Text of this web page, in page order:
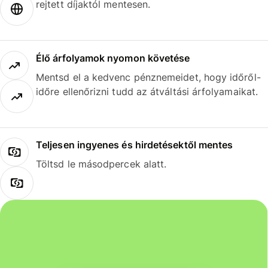
rejtett díjaktól mentesen.
Élő árfolyamok nyomon követése
Mentsd el a kedvenc pénznemeidet, hogy időről-
időre ellenőrizni tudd az átváltási árfolyamaikat.
Teljesen ingyenes és hirdetésektől mentes
Töltsd le másodpercek alatt.